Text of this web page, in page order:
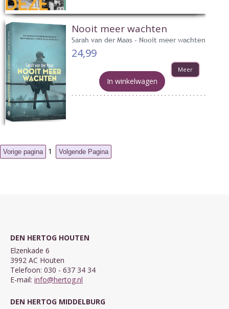
Nooit meer wachten
Sarah van der Maas - Nooit meer wachten
24,99
Meer
In winkelwagen
1
DEN HERTOG HOUTEN
Elzenkade 6
3992 AC Houten
Telefoon: 030 - 637 34 34
E-mail: info@hertog.nl
DEN HERTOG MIDDELBURG